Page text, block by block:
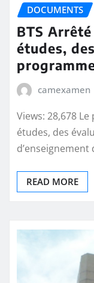
DOCUMENTS
BTS
études,
camexamen
Views: 28,678
études, des
d’enseignement
READ MORE